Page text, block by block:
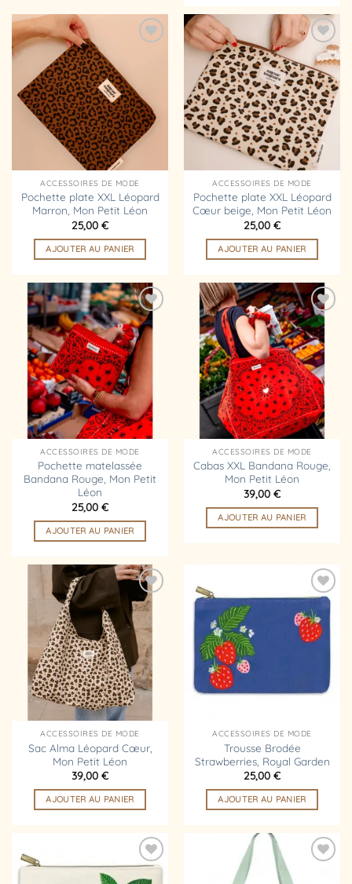
d’envies
ACCESSOIRES DE MODE
Pochette plate XXL Léopard
Marron, Mon Petit Léon
25,00 €
AJOUTER AU PANIER
Ajouter
à la
liste
d’envies
ACCESSOIRES DE MODE
Pochette plate XXL Léopard
Cœur beige, Mon Petit Léon
25,00 €
AJOUTER AU PANIER
Ajouter
à la
liste
d’envies
ACCESSOIRES DE MODE
Pochette matelassée
Bandana Rouge, Mon Petit
Léon
25,00 €
AJOUTER AU PANIER
Ajouter
à la
liste
d’envies
ACCESSOIRES DE MODE
Cabas XXL Bandana Rouge,
Mon Petit Léon
39,00 €
AJOUTER AU PANIER
Ajouter
à la
liste
d’envies
ACCESSOIRES DE MODE
Sac Alma Léopard Cœur,
Mon Petit Léon
39,00 €
AJOUTER AU PANIER
Ajouter
à la
liste
d’envies
ACCESSOIRES DE MODE
Trousse Brodée
Strawberries, Royal Garden
25,00 €
AJOUTER AU PANIER